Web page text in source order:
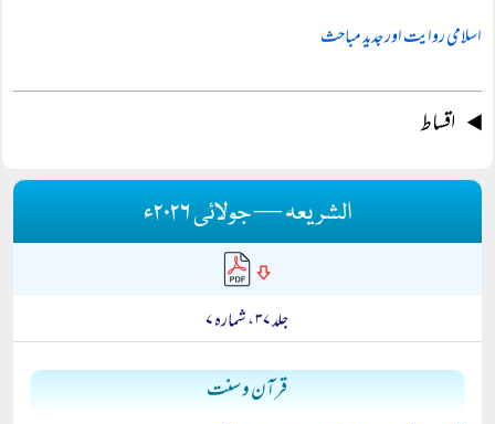
اسلامی روایت اور جدید مباحث
اقساط
الشریعہ — جولائی ۲۰۲۶ء
جلد ۳۷ ، شمارہ ۷
قرآن و سنت